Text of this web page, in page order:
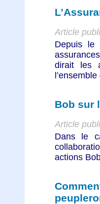
Article
Depuis le
dirait les
Bob sur
Article
Dans le
actions